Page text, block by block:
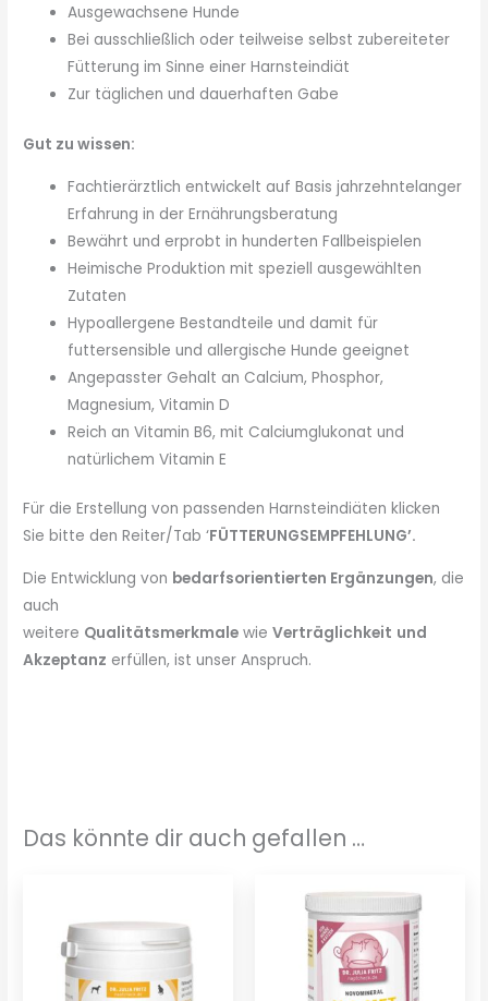
Ausgewachsene Hunde
Bei ausschließlich oder teilweise selbst zubereiteter
Fütterung im Sinne einer Harnsteindiät
Zur täglichen und dauerhaften Gabe
Gut zu wissen:
Fachtierärztlich entwickelt auf Basis jahrzehntelanger
Erfahrung in der Ernährungsberatung
Bewährt und erprobt in hunderten Fallbeispielen
Heimische Produktion mit speziell ausgewählten
Zutaten
Hypoallergene Bestandteile und damit für
futtersensible und allergische Hunde geeignet
Angepasster Gehalt an Calcium, Phosphor,
Magnesium, Vitamin D
Reich an Vitamin B6, mit Calciumglukonat und
natürlichem Vitamin E
Für die Erstellung von passenden Harnsteindiäten klicken
Sie bitte den Reiter/Tab ‘FÜTTERUNGSEMPFEHLUNG’.
Die Entwicklung von bedarfsorientierten Ergänzungen, die
auch
weitere Qualitätsmerkmale wieVerträglichkeit und
Akzeptanz erfüllen, ist unser Anspruch.
Das könnte dir auch gefallen …